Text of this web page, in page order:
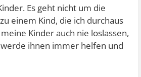
Es geht nicht um die
einem Kind, die ich durchaus
Kinder auch nie loslassen,
ihnen immer helfen und